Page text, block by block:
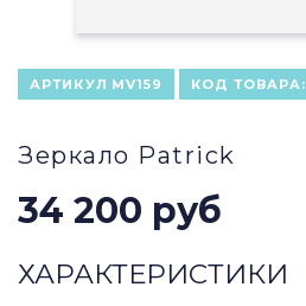
АРТИКУЛ MV159 КОД ТОВАРА:
Зеркало Patrick
34 200 руб
ХАРАКТЕРИСТИКИ